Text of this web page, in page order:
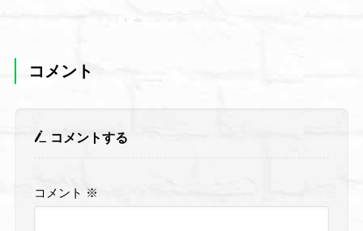
コメント
コメントする
コメント ※